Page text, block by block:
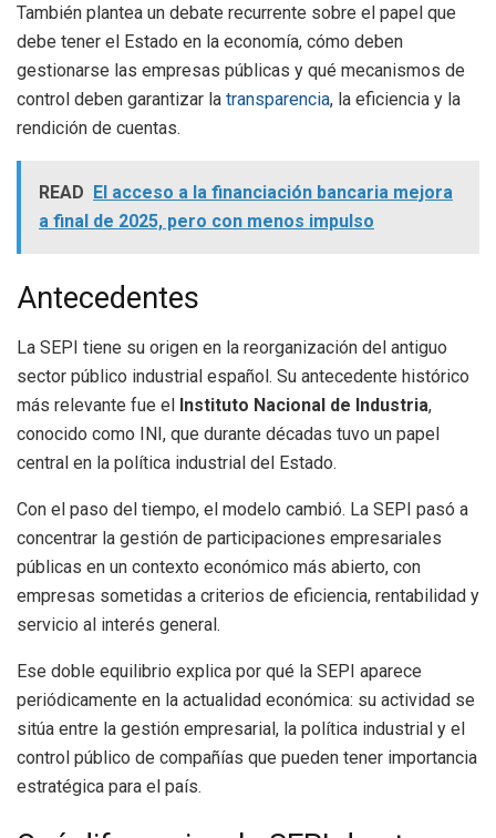
También plantea un debate recurrente sobre el papel que
debe tener el Estado en la economía, cómo deben
gestionarse las empresas públicas y qué mecanismos de
control deben garantizar la transparencia, la eficiencia y la
rendición de cuentas.
READ El acceso a la financiación bancaria mejora
a final de 2025, pero con menos impulso
Antecedentes
La SEPI tiene su origen en la reorganización del antiguo
sector público industrial español. Su antecedente histórico
más relevante fue el Instituto Nacional de Industria,
conocido como INI, que durante décadas tuvo un papel
central en la política industrial del Estado.
Con el paso del tiempo, el modelo cambió. La SEPI pasó a
concentrar la gestión de participaciones empresariales
públicas en un contexto económico más abierto, con
empresas sometidas a criterios de eficiencia, rentabilidad y
servicio al interés general.
Ese doble equilibrio explica por qué la SEPI aparece
periódicamente en la actualidad económica: su actividad se
sitúa entre la gestión empresarial, la política industrial y el
control público de compañías que pueden tener importancia
estratégica para el país.